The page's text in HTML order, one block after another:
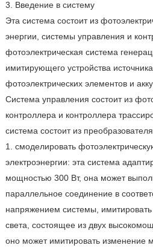
3. Введение в систему
Эта система состоит из
энергии, системы управления и
фотоэлектрическая система
имитирующего устройства
фотоэлектрических элементов и
Система управления состоит из
контроллера и контроллера
система состоит из
1. смоделировать
электроэнергии: эта система
мощностью 300 Вт, она может
параллельное соединение в
напряжением системы, имитировать
света, состоящее из двух
оно может имитировать изменение